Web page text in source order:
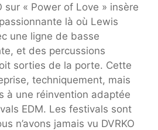
sur « Power of Love » insère
là où Lewis
une ligne de basse
et des percussions
sorties de la porte. Cette
techniquement, mais
à une réinvention adaptée
EDM. Les festivals sont
n’avons jamais vu DVRKO